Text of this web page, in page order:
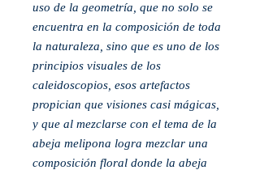
uso de la geometría, que no solo se
encuentra en la composición de toda
la naturaleza, sino que es uno de los
principios visuales de los
caleidoscopios, esos artefactos
propician que visiones casi mágicas,
y que al mezclarse con el tema de la
abeja melipona logra mezclar una
composición floral donde la abeja